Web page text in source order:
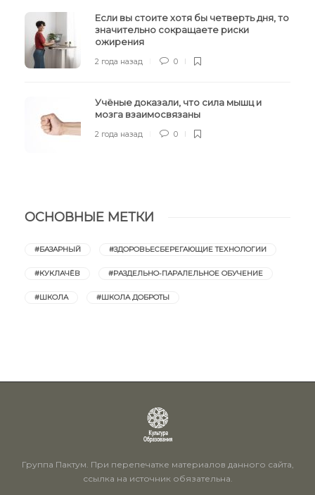
Если вы стоите хотя бы четверть дня, то
значительно сокращаете риски
ожирения
2 года назад 0
Учёные доказали, что сила мышц и
мозга взаимосвязаны
2 года назад 0
ОСНОВНЫЕ МЕТКИ
#БАЗАРНЫЙ #ЗДОРОВЬЕСБЕРЕГАЮЩИЕ ТЕХНОЛОГИИ
#КУКЛАЧЁВ #РАЗДЕЛЬНО-ПАРАЛЕЛЬНОЕ ОБУЧЕНИЕ
#ШКОЛА #ШКОЛА ДОБРОТЫ
Группа Пактум. При перепечатке материалов данного сайта,
ссылка на источник обязательна.